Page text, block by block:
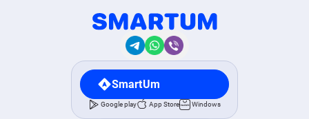
SmartUm
Google play App Store Windows